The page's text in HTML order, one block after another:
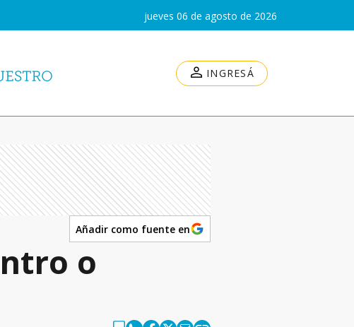
jueves 06 de agosto de 2026
INGRESÁ
Añadir como fuente en
o